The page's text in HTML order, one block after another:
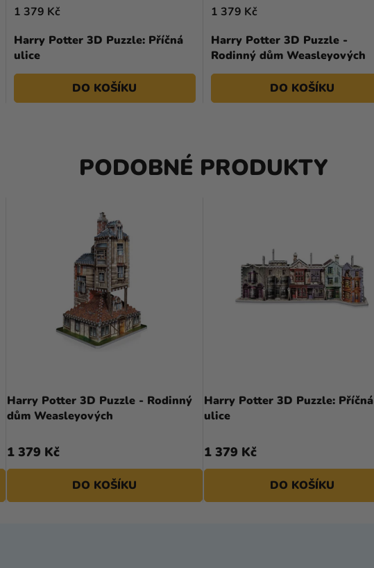
Harry Potter 3D Puzzle: Příčná
ulice
1 379 Kč
DO KOŠÍKU
Harry Potter 3D Puzzle -
Rodinný dům Weasleyových
1 379 Kč
DO KOŠÍKU
PODOBNÉ PRODUKTY
Harry Potter 3D Puzzle - Rodinný
dům Weasleyových
1 379 Kč
DO KOŠÍKU
Harry Potter 3D Puzzle: Příčná
ulice
1 379 Kč
DO KOŠÍKU